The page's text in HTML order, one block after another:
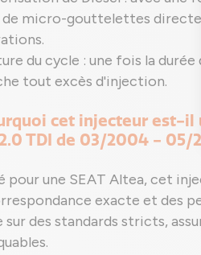
micro-gouttelettes
du cycle : une fois la
tout excès d'injection.
cet injecteur est-il
2.0 TDI de 03/2004 - 05/
pour une SEAT Altea, cet
exacte et des
sur des standards stricts,